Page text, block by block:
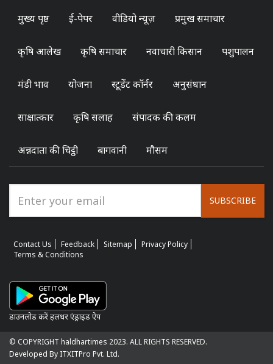
मुख्य पृष्ठ ई-पेपर वीडियो न्यूज़ प्रमुख समाचार
कृषि आलेख कृषि समाचार नवाचारी किसान पशुपालन
मंडी भाव योजना स्टूडेंट कॉर्नर अनुसंधान
साक्षात्कार कृषि सलाह संपादक की कलम
अन्नदाता की चिट्ठी बागवानी मौसम
SUBSCRIBE
Contact Us Feedback Sitemap
Privacy Policy
Terms & Conditions
डाउनलोड करें हलधर एंड्राइड ऐप
© COPYRIGHT haldhartimes 2023. ALL RIGHTS RESERVED.
Developed By ITXITPro Pvt. Ltd.